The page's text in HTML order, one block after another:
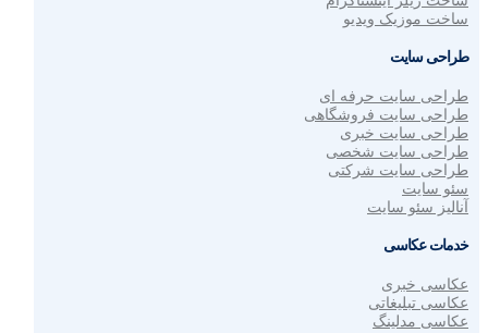
ساخت موزیک ویدیو
طراحی سایت
طراحی سایت حرفه ای
طراحی سایت فروشگاهی
طراحی سایت خبری
طراحی سایت شخصی
طراحی سایت شرکتی
سئو سایت
آنالیز سئو سایت
خدمات عکاسی
عکاسی خبری
عکاسی تبلیغاتی
عکاسی مدلینگ